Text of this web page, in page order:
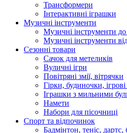
Трансформери
Інтерактивні іграшки
Музичні інструменти
Музичні інструменти до
Музичні інструменти
Сезонні товари
Сачок для метеликів
Вуличні ігри
Повітряні змії, вітрячки
Гірки, будиночки,
Іграшки з мильними
Намети
Набори для пісочниці
Спорт та відпочинок
Бадмінтон, теніс, дартс,